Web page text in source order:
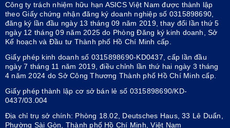
Công ty trách nhiệm hữu hạn ASICS Việt Nam được thành lập
theo Giấy chứng nhận đăng ký doanh nghiệp số 0315898690,
đăng ký lần đầu ngày 13 tháng 09 năm 2019, thay đổi lần thứ 5
ngày 12 tháng 09 năm 2025 do Phòng Đăng ký kinh doanh, Sở
Kế hoạch và Đầu tư Thành phố Hồ Chí Minh cấp.
Giấy phép kinh doanh số 0315898690-KD0437, cấp lần đầu
ngày 7 tháng 11 năm 2019, điều chỉnh lần thứ hai ngày 3 tháng
4 năm 2024 do Sở Công Thương Thành phố Hồ Chí Minh cấp.
Giấy phép thành lập cơ sở bán lẻ số 0315898690/KD-
0437/03.004
Địa chỉ trụ sở chính: Phòng 18.02, Deutsches Haus, 33 Lê Duẩn,
Phường Sài Gòn, Thành phố Hồ Chí Minh, Việt Nam